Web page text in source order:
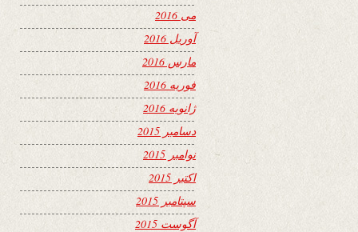
می 2016
آوریل 2016
مارس 2016
فوریه 2016
ژانویه 2016
دسامبر 2015
نوامبر 2015
اکتبر 2015
سپتامبر 2015
آگوست 2015